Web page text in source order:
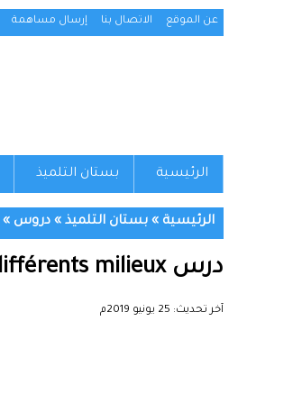
عن الموقع الاتصال بنا إرسال مساهمة
الرئيسية بستان التلميذ
الرئيسية » بستان التلميذ » دروس »
درس La respiration dans différents milieux للسنة الأولى إعدادي
آخر تحديث: 25 يونيو 2019م